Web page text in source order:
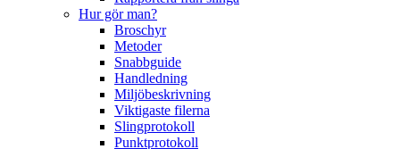
Hur gör man?
Broschyr
Metoder
Snabbguide
Handledning
Miljöbeskrivning
Viktigaste filerna
Slingprotokoll
Punktprotokoll